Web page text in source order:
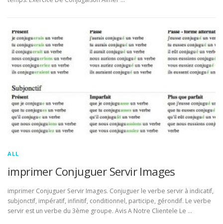
ALL
imprimer Conjuguer Servir Images
imprimer Conjuguer Servir Images. Conjuguer le verbe servir à indicatif,
subjonctif, impératif, infinitif, conditionnel, participe, gérondif. Le verbe
servir est un verbe du 3ème groupe. Avis A Notre Clientele Le …